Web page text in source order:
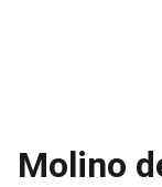
Molino